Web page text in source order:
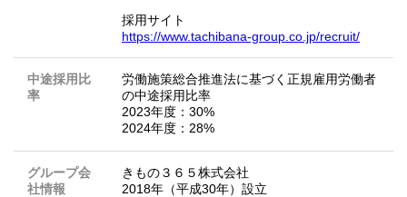
採用サイト
https://www.tachibana-group.co.jp/recruit/
中途採用比
率
労働施策総合推進法に基づく正規雇用労働者
の中途採用比率
2023年度：30%
2024年度：28%
グループ会
社情報
きもの３６５株式会社
2018年（平成30年）設立